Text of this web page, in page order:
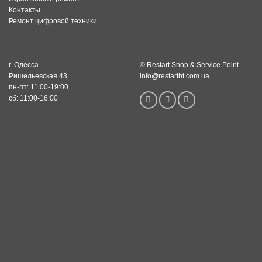
Контакты
Ремонт цифровой техники
г. Одесса
Ришельевская 43
пн-пт: 11:00-19:00
сб: 11:00-16:00
© Restart Shop & Service Point
info@restartbt.com.ua